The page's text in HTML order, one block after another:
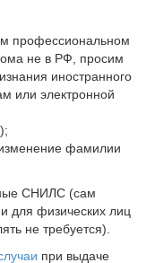
профессиональном
не в РФ, просим
иностранного
или электронной
фамилии
СНИЛС (сам
для физических лиц
не требуется).
при выдаче